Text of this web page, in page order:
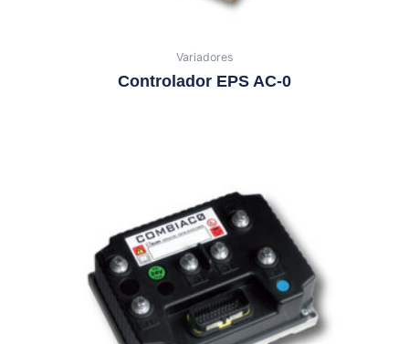
Variadores
Controlador EPS AC-0